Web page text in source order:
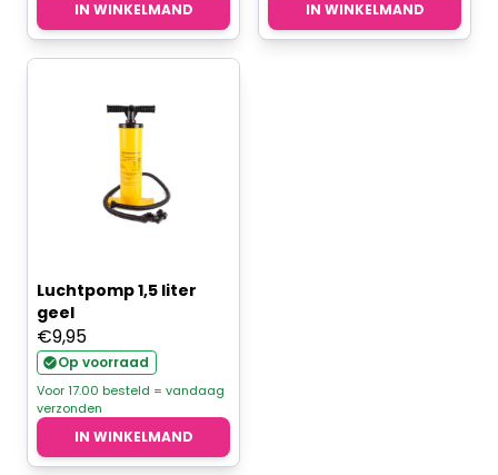
IN WINKELMAND IN WINKELMAND
Luchtpomp 1,5 liter
geel
€9,95
Op voorraad
Voor 17.00 besteld = vandaag
verzonden
IN WINKELMAND